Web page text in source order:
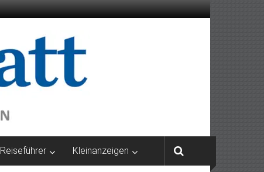
Reiseführer Kleinanzeigen